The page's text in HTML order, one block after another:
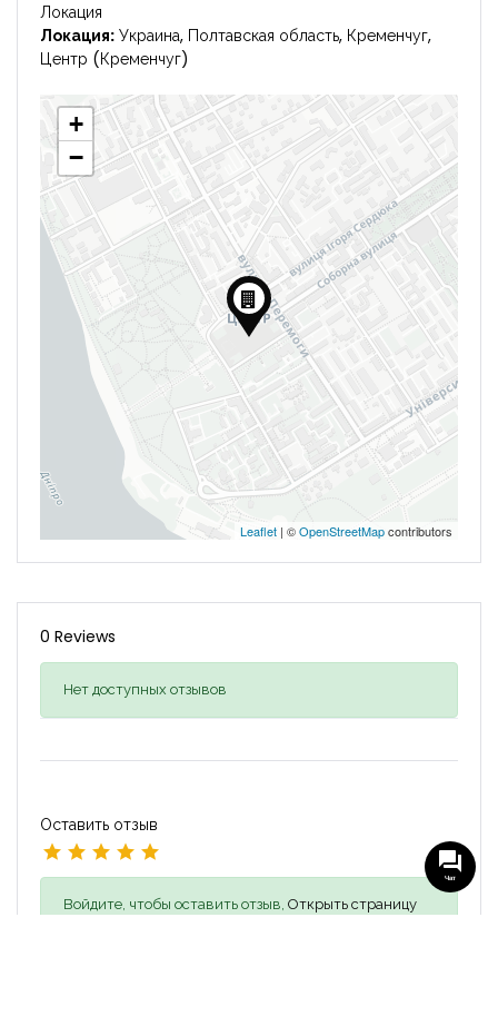
Локация
Локация: Украина, Полтавская область, Кременчуг,
Центр (Кременчуг)
+
−
Leaflet | ©OpenStreetMapcontributors
0 Reviews
Нет доступных отзывов
Оставить отзыв
Войдите, чтобы оставить отзыв, Открыть страницу
Чат